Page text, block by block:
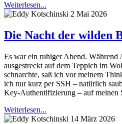
Weiterlesen...
2 Mai 2026
Die Nacht der wilden
Es war ein ruhiger Abend. Während
ausgestreckt auf dem Teppich im
schnarchte, saß ich vor meinem
ich nur kurz per SSH – natürlich
Key-Authentifizierung – auf
Weiterlesen...
14 März 2026